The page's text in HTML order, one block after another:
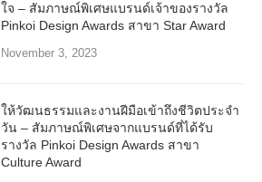
ใจ – สัมภาษณ์พิเศษแบรนด์เจ้าของรางวัล
Pinkoi Design Awards สาขา Star Award
November 3, 2023
ให้วัฒนธรรมและงานฝีมือเข้าถึงชีวิตประจำ
วัน – สัมภาษณ์พิเศษจากแบรนด์ที่ได้รับ
รางวัล Pinkoi Design Awards สาขา
Culture Award